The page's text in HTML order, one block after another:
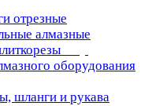
отрезные
алмазные
оборудования